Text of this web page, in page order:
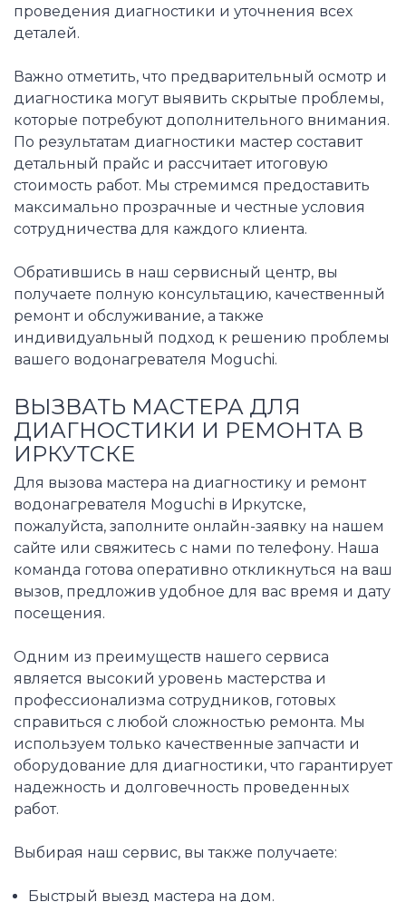
проведения диагностики и уточнения всех
деталей.
Важно отметить, что предварительный осмотр и
диагностика могут выявить скрытые проблемы,
которые потребуют дополнительного внимания.
По результатам диагностики мастер составит
детальный прайс и рассчитает итоговую
стоимость работ. Мы стремимся предоставить
максимально прозрачные и честные условия
сотрудничества для каждого клиента.
Обратившись в наш сервисный центр, вы
получаете полную консультацию, качественный
ремонт и обслуживание, а также
индивидуальный подход к решению проблемы
вашего водонагревателя Moguchi.
ВЫЗВАТЬ МАСТЕРА ДЛЯ
ДИАГНОСТИКИ И РЕМОНТА В
ИРКУТСКЕ
Для вызова мастера на диагностику и ремонт
водонагревателя Moguchi в Иркутске,
пожалуйста, заполните онлайн-заявку на нашем
сайте или свяжитесь с нами по телефону. Наша
команда готова оперативно откликнуться на ваш
вызов, предложив удобное для вас время и дату
посещения.
Одним из преимуществ нашего сервиса
является высокий уровень мастерства и
профессионализма сотрудников, готовых
справиться с любой сложностью ремонта. Мы
используем только качественные запчасти и
оборудование для диагностики, что гарантирует
надежность и долговечность проведенных
работ.
Выбирая наш сервис, вы также получаете:
Быстрый выезд мастера на дом.